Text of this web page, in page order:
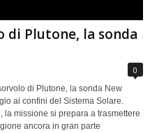
di Plutone, la sonda
0
di Plutone, la sonda New
ai confini del Sistema Solare.
la missione si prepara a trasmettere
ancora in gran parte